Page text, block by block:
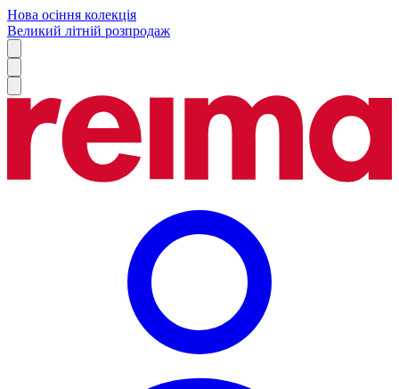
Нова осіння колекція
Великий літній розпродаж